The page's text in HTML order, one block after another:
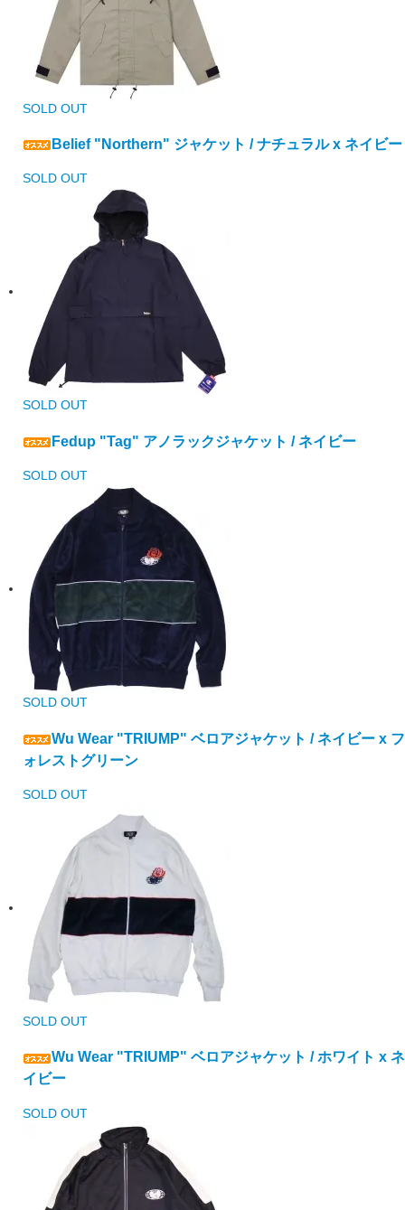
SOLD OUT
Belief "Northern" ジャケット / ナチュラル x ネイビー
SOLD OUT
SOLD OUT
Fedup "Tag" アノラックジャケット / ネイビー
SOLD OUT
SOLD OUT
Wu Wear "TRIUMP" ベロアジャケット / ネイビー x フ
ォレストグリーン
SOLD OUT
SOLD OUT
Wu Wear "TRIUMP" ベロアジャケット / ホワイト x ネ
イビー
SOLD OUT